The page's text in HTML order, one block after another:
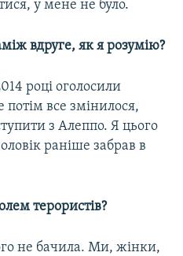
у мене не було.
вдруге, як я розумію?
році оголосили
потім все змінилося,
з Алеппо. Я цього
раніше забрав в
терористів?
не бачила. Ми, жінки,